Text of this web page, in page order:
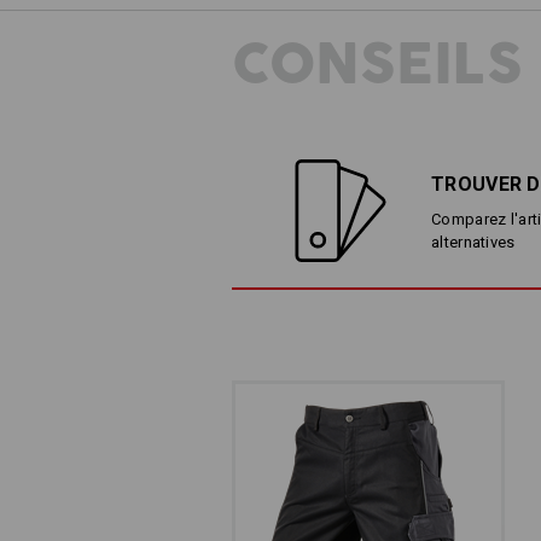
Élastique et confortable :
Flexbelt
extensible sur le
TROUVER
Comparez
alternatives